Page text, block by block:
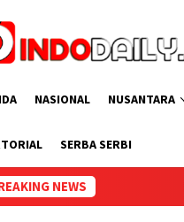
NASIONAL NUSANTARA
SERBA SERBI
NEWS
Lapas Perempuan